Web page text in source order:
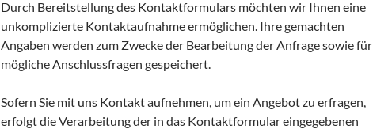
Durch Bereitstellung des Kontaktformulars möchten wir Ihnen eine
unkomplizierte Kontaktaufnahme ermöglichen. Ihre gemachten
Angaben werden zum Zwecke der Bearbeitung der Anfrage sowie für
mögliche Anschlussfragen gespeichert.
Sofern Sie mit uns Kontakt aufnehmen, um ein Angebot zu erfragen,
erfolgt die Verarbeitung der in das Kontaktformular eingegebenen